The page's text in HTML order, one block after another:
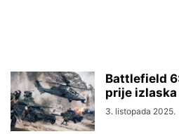
Battlefield
prije izlaska
3. listopada 2025.